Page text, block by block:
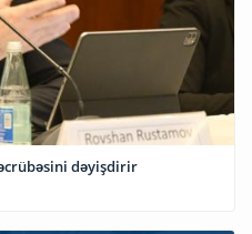
dəyişdirir